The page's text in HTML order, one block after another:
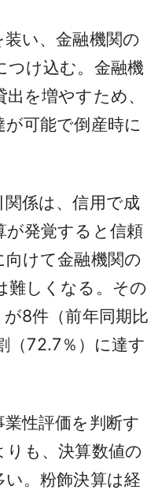
い、金融機関の
つけ込む。金融機
を増やすため、
可能で倒産時に
係は、信用で成
が発覚すると信頼
けて金融機関の
難しくなる。その
8件（前年同期比
（72.7％）に達す
性評価を判断す
りも、決算数値の
。粉飾決算は経